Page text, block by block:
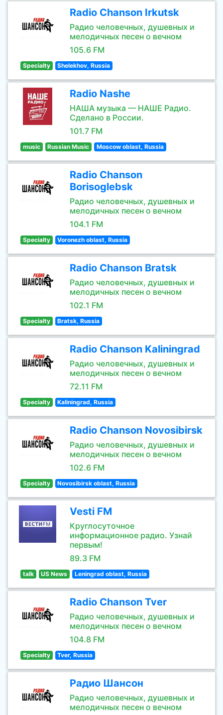
Radio Chanson Irkutsk
Радио человечных, душевных и
мелодичных песен о вечном
105.6 FM
Specialty Shelekhov, Russia
Radio Nashe
НАША музыка — НАШЕ Радио.
Сделано в России.
101.7 FM
music Russian Music Moscow oblast, Russia
Radio Chanson
Borisoglebsk
Радио человечных, душевных и
мелодичных песен о вечном
104.1 FM
Specialty Voronezh oblast, Russia
Radio Chanson Bratsk
Радио человечных, душевных и
мелодичных песен о вечном
102.1 FM
Specialty Bratsk, Russia
Radio Chanson Kaliningrad
Радио человечных, душевных и
мелодичных песен о вечном
72.11 FM
Specialty Kaliningrad, Russia
Radio Chanson Novosibirsk
Радио человечных, душевных и
мелодичных песен о вечном
102.6 FM
Specialty Novosibirsk oblast, Russia
Vesti FM
Круглосуточное
информационное радио. Узнай
первым!
89.3 FM
talk US News Leningrad oblast, Russia
Radio Chanson Tver
Радио человечных, душевных и
мелодичных песен о вечном
104.8 FM
Specialty Tver, Russia
Радио Шансон
Радио человечных, душевных и
мелодичных песен о вечном